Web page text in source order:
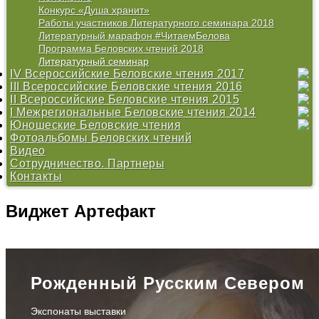
Литературный семинар
Работы участников Литературного семинара 2019
Конкурс «Душа хранит»
Работы участников Литературного семинара 2018
Литературный марафон #ЧитаемБелова
Программа Беловских чтений 2018
Литературный семинар
IV Всероссийские Беловские чтения 2017
Программа Беловских чтений 2017
Конкурс «Душа хранит»
Литературный семинар
Литературный марафон #ЧитаемБелова
Дискуссионные площадки
Беловский сборник 2017
III Всероссийские Беловские чтения 2016
Программа
Конкурс «Душа хранит»
Литературный семинар
Литературный марафон #ЧитаемБелова
Беловский сборник
II Всероссийские Беловские чтения 2015
Открытие Центра В. И. Белова
Программа
Конкурс
Литературный марафон #ЧитаемБелова
Беловский сборник 2015
I Межрегиональные Беловские чтения 2014
Программа
Конкурс
Юношеские Беловские чтения
«О Родине душа моя болит...» - 2009
«Эпос крестьянской жизни в произведениях вологодских
авторов» - 2013
«Проблемы нравственности в произведениях В.И.
Белова» - 2012
«Тихая моя Родина...» - 2011
«Хранитель русского лада» - 2010
Фотоальбомы Беловских чтений
Видео
Сотрудничество. Партнеры
Контакты
Виджет Артефакт
Рожденный Русским Севером
Экспонаты выставки